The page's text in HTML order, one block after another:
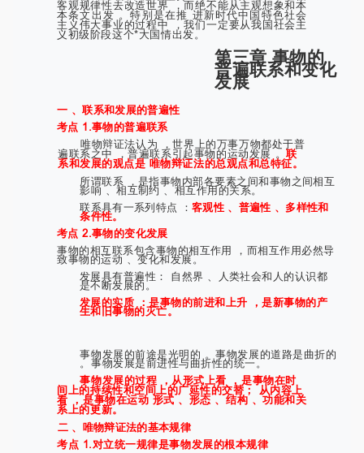
客观规律性去改造世界 ，而绝不能从主观想象和本
本条文出发 。特别是在推 进新时代中国特色社会
主义伟大事业的过程中 ，我们一定要从我国社会主
义初级阶段这个*大国情出发。
第三章 事物的
普遍联系和变化
发展
一 、联系和发展的普遍性
考点 1.事物的普遍联系
唯物辩证法认为 ，世界上的万事万物都处于普
遍联系之中 ，普遍联系引起事物的运动发展 。联
系和发展的观点是 唯物辩证法的总观点和总特征。
所谓联系 ，是指事物内部各要素之间和事物之间相互
影响 、相互制约 、相互作用的关系。
联系具有一系列特点 ： 客观性 、普遍性 、多样性和
条件性。
考点 2.事物的变化发展
事物的相互联系包含事物的相互作用 ，而相互作用必然导
致事物的运动 、变化和发展。
发展具有普遍性： 自然界 、人类社会和人的认识都
是不断发展的。
发展的实质 ：是事物的前进和上升 ，是新事物的产
生和旧事物的灭亡。
事物发展的前途是光明的 。事物发展的道路是曲折的
。事物发展是前进性与曲折性的统一。
事物发展的过程 ，从形式上看 ，是事物在时
间上的持续性和空间上的广延性的交替； 从内容上
看 ，是事物在运动 形式 、形态 、结构 、功能和关
系上的更新。
二 、唯物辩证法的基本规律
考点 1.对立统一规律是事物发展的根本规律